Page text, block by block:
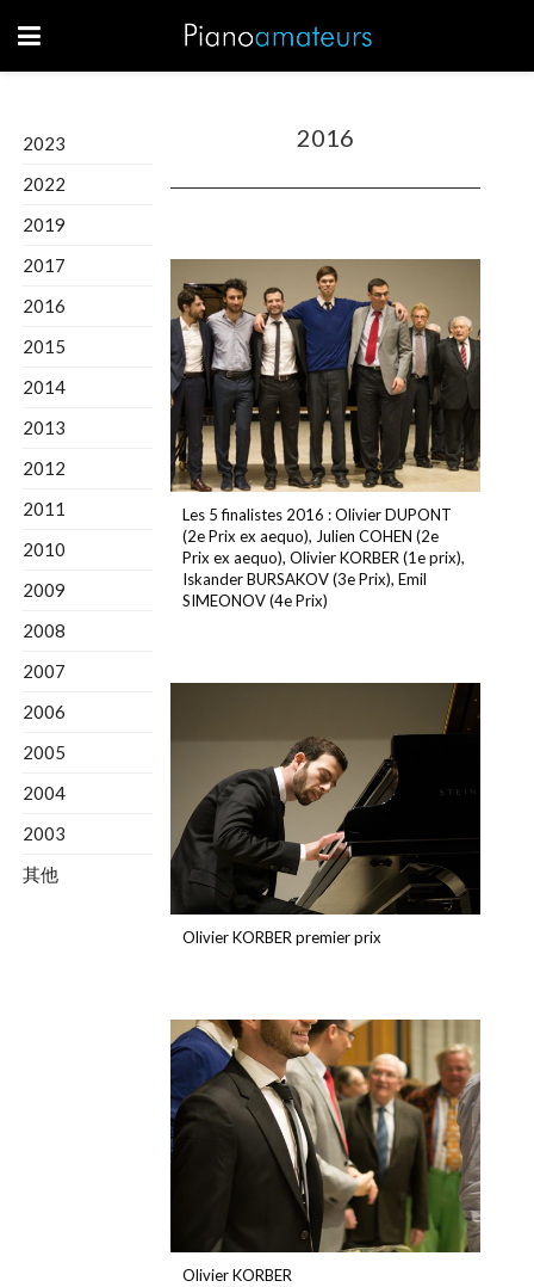
2023
2022
2019
2017
2016
2015
2014
2013
2012
2011
2010
2009
2008
2007
2006
2005
2004
2003
其他
2016
Les 5 finalistes 2016 : Olivier DUPONT
(2e Prix ex aequo), Julien COHEN (2e
Prix ex aequo), Olivier KORBER (1e prix),
Iskander BURSAKOV (3e Prix), Emil
SIMEONOV (4e Prix)
Olivier KORBER premier prix
Olivier KORBER